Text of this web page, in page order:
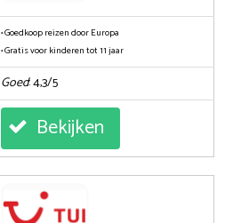
• Goedkoop reizen door Europa
• Gratis voor kinderen tot 11 jaar
Goed: 4,3/5
Bekijken